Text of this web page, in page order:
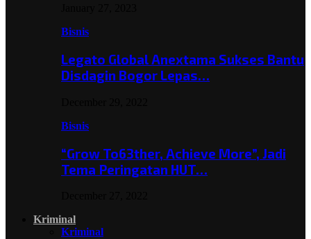
Bisnis
Legato Global Anextama Sukses Bantu
Disdagin Bogor Lepas…
Bisnis
“Grow To63ther, Achieve More”, Jadi
Tema Peringatan HUT…
Kriminal
Kriminal